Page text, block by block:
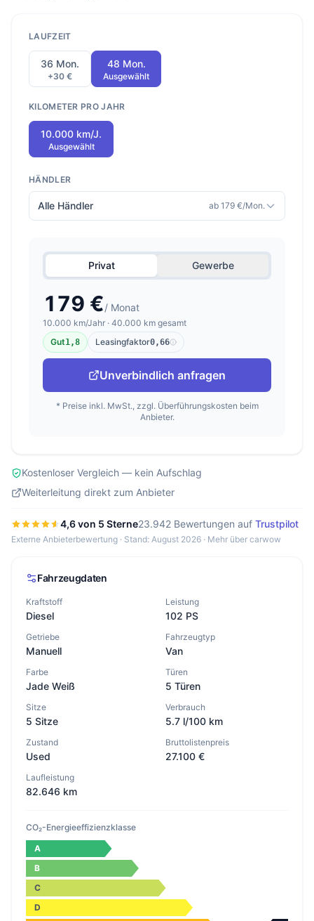
LAUFZEIT
36 Mon.
+30 €
48 Mon.
Ausgewählt
KILOMETER PRO JAHR
10.000 km/J.
Ausgewählt
HÄNDLER
Alle Händler ab 179 €/Mon.
Privat Gewerbe
179 €/ Monat
10.000 km/Jahr · 40.000 km gesamt
Gut1,8 Leasingfaktor0,66
Unverbindlich anfragen
* Preise inkl. MwSt., zzgl. Überführungskosten beim
Anbieter.
Kostenloser Vergleich — kein Aufschlag
Weiterleitung direkt zum Anbieter
4,6 von 5 Sterne23.942 Bewertungen auf Trustpilot
Externe Anbieterbewertung · Stand: August 2026 · Mehr über carwow
Fahrzeugdaten
Kraftstoff
Diesel
Leistung
102 PS
Getriebe
Manuell
Fahrzeugtyp
Van
Farbe
Jade Weiß
Türen
5 Türen
Sitze
5 Sitze
Verbrauch
5.7 l/100 km
Zustand
Used
Bruttolistenpreis
27.100 €
Laufleistung
82.646 km
CO₂-Energieeffizienzklasse
A
B
C
D